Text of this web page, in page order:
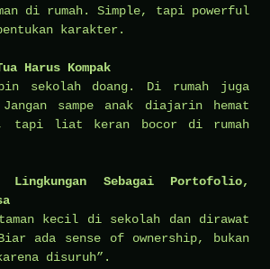
di rumah. Simple, tapi powerful
karakter.
Harus Kompak
sekolah doang. Di rumah juga
sampe anak diajarin hemat
tapi liat keran bocor di rumah
Lingkungan Sebagai Portofolio,
kecil di sekolah dan dirawat
ada sense of ownership, bukan
disuruh”.